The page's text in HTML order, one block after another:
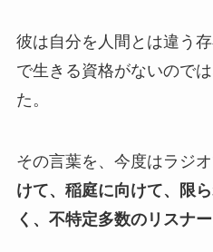
彼は自分を人間とは違う
で生きる資格がないので
た。
その言葉を、今度はラジオ
けて、稲庭に向けて、限
く、不特定多数のリスナ